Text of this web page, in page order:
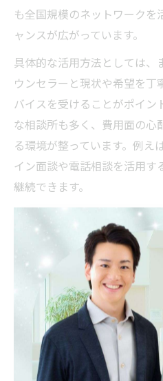
も全国規模のネットワーク
ャンスが広がっています。
具体的な活用方法としては、
ウンセラーと現状や希望を丁
バイスを受けることがポイン
な相談所も多く、費用面の心
る環境が整っています。例え
イン面談や電話相談を活用す
継続できます。
このような仕組みにより、
ースを大切にしながら、理想
に進められます。事前に希望
くことで、ミスマッチを最小
実現できます。
女性の目線で考える相談所
結婚相談所を利用する際、女